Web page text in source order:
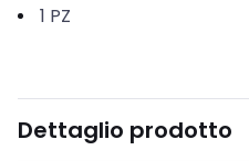
1 PZ
Dettaglio prodotto